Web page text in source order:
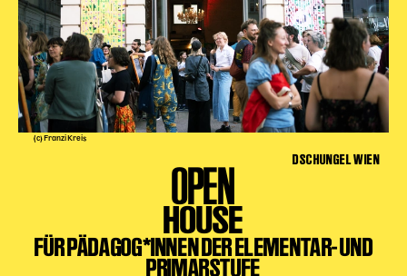
(c) Franzi Kreis
DSCHUNGEL WIEN
OPEN
HOUSE
FÜR PÄDAGOG*INNEN DER ELEMENTAR- UND
PRIMARSTUFE